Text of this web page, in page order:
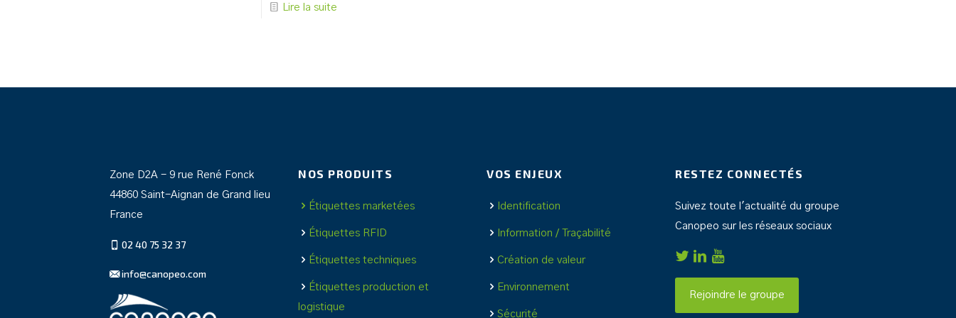
Lire la suite
Zone D2A - 9 rue René Fonck
44860 Saint-Aignan de Grand lieu
France
02 40 75 32 37
info@canopeo.com
NOS PRODUITS
Étiquettes marketées
Étiquettes RFID
Étiquettes techniques
Étiquettes production et
logistique
VOS ENJEUX
Identification
Information / Traçabilité
Création de valeur
Environnement
Sécurité
RESTEZ CONNECTÉS
Suivez toute l'actualité du groupe
Canopeo sur les réseaux sociaux
Rejoindre le groupe